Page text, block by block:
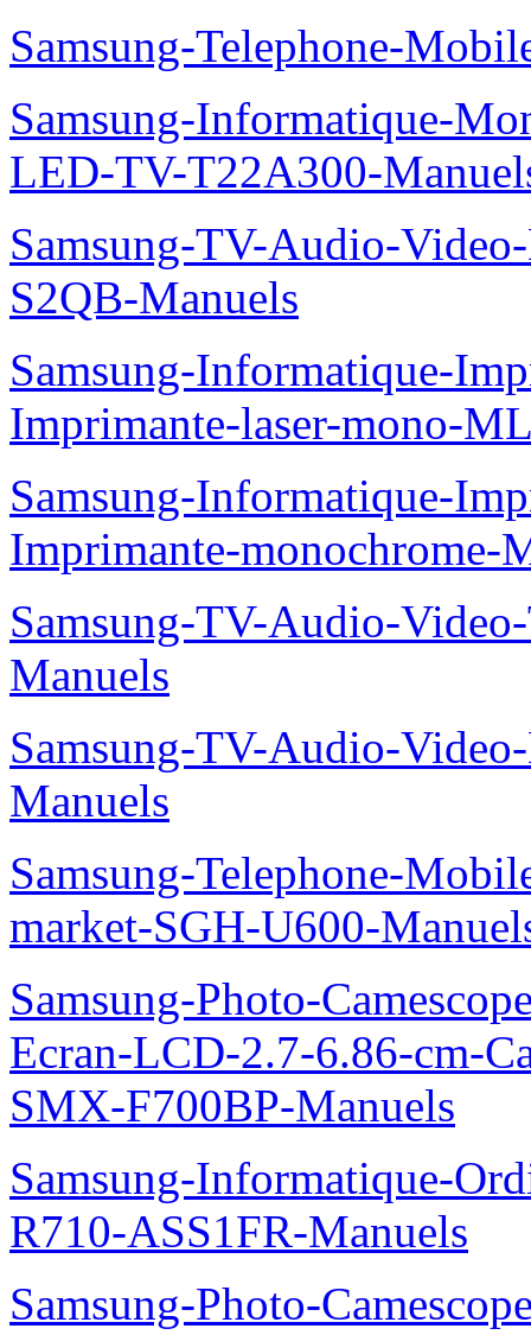
Samsung-Telephone-
Samsung-Informatique-
LED-TV-T22A300-
Samsung-TV-Audio-
S2QB-Manuels
Samsung-Informatique-
Imprimante-laser-mono-
Samsung-Informatique-
Imprimante-monochrome-
Samsung-TV-Audio-
Manuels
Samsung-TV-Audio-
Manuels
Samsung-Telephone-
market-SGH-U600-
Samsung-Photo-
Ecran-LCD-2.7-6.86-cm-
SMX-F700BP-Manuels
Samsung-Informatique-
R710-ASS1FR-Manuels
Samsung-Photo-